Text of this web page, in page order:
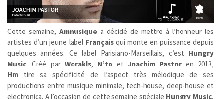
Cette semaine, Amnusique a décidé de mettre à l’honneur les
artistes d’un jeune label Françaisqui monte en puissance depuis
quelques années. Ce label Parisiano-Marseillais, c’est Hungry
Music. Créé par Worakls, N’to etJoachim Pastor en 2013,
Hm tire sa spécificité de l’aspect très mélodique de ses
productions entre musique minimale, tech-house, deep-house et
electronica. A l’occasion de cette semaine spéciale Hungry Music,